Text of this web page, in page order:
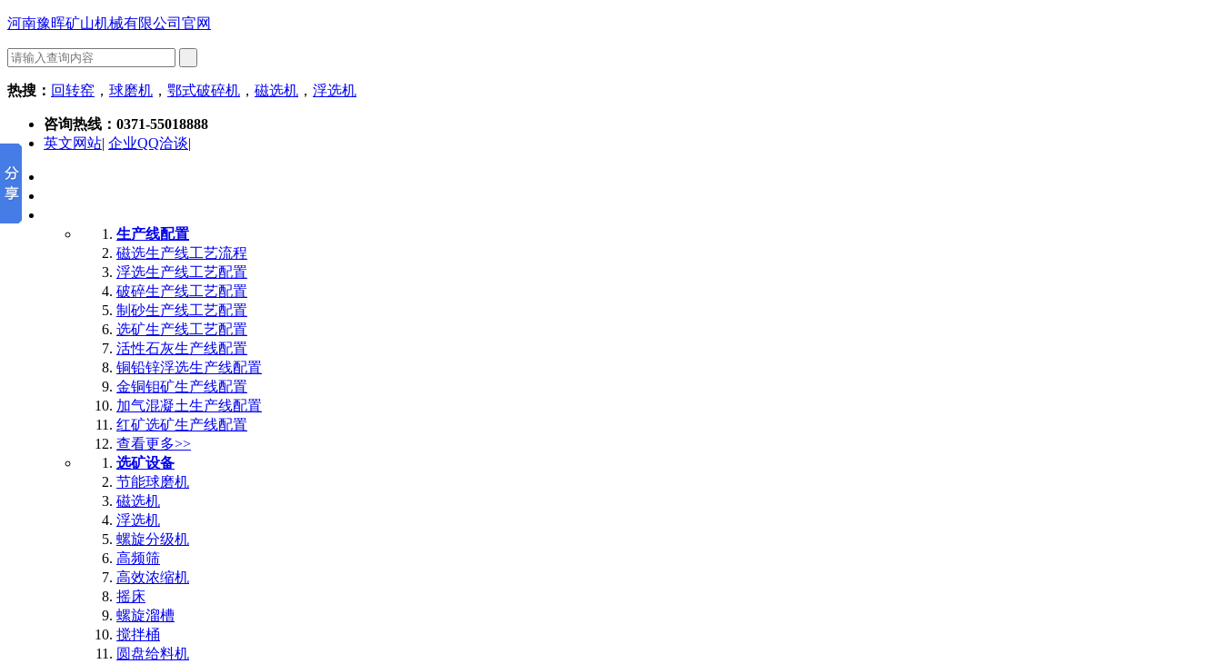
河南豫晖矿山机械有限公司官网
热搜： 回转窑 ， 球磨机 ， 鄂式破碎机 ， 磁选机 ， 浮选机
咨询热线： 0371-55018888
英文网站| 企业QQ洽谈|
生产线配置
磁选生产线工艺流程
浮选生产线工艺配置
破碎生产线工艺配置
制砂生产线工艺配置
选矿生产线工艺配置
活性石灰生产线配置
铜铅锌浮选生产线配置
金铜钼矿生产线配置
加气混凝土生产线配置
红矿选矿生产线配置
查看更多>>
选矿设备
节能球磨机
磁选机
浮选机
螺旋分级机
高频筛
高效浓缩机
摇床
螺旋溜槽
搅拌桶
圆盘给料机